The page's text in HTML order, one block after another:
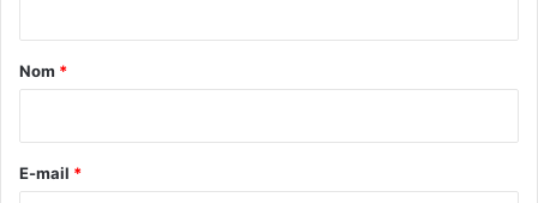
a
e
Nom *
E-mail *